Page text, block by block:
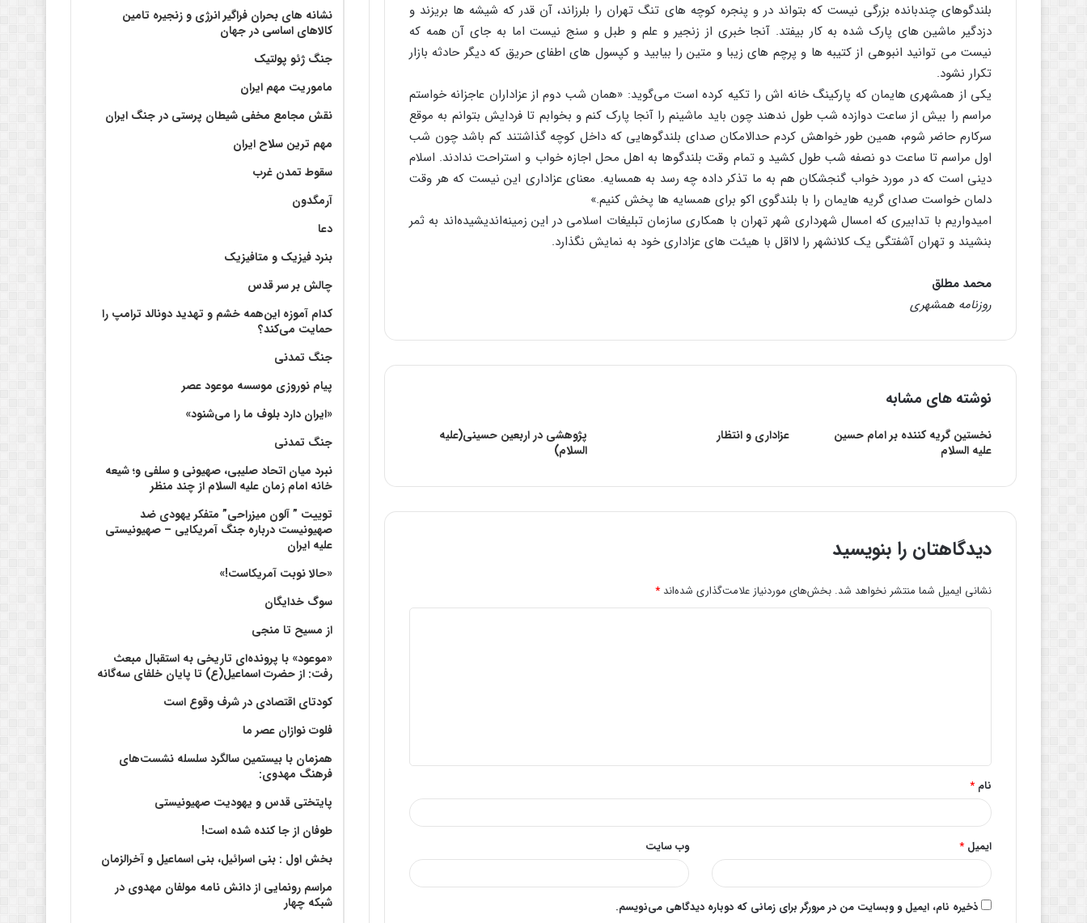
بلندگوهای چندبانده بزرگی نیست که بتواند در و پنجره کوچه های تنگ تهران را بلرزاند، آن قدر که شیشه ها بریزند و
دزدگیر ماشین های پارک شده به کار بیفتد. آنجا خبری از زنجیر و علم و طبل و سنج نیست اما به جای آن همه که
نیست می توانید انبوهی از کتیبه ها و پرچم های زیبا و متین را بیابید و کپسول های اطفای حریق که دیگر حادثه بازار
تکرار نشود.
یکی از همشهری هایمان که پارکینگ خانه اش را تکیه کرده است می‌گوید: «همان شب دوم از عزاداران عاجزانه خواستم
مراسم را بیش از ساعت دوازده شب طول ندهند چون باید ماشینم را آنجا پارک کنم و بخوابم تا فردایش بتوانم به موقع
سرکارم حاضر شوم، همین طور خواهش کردم حدالامکان صدای بلندگوهایی که داخل کوچه گذاشتند کم باشد چون شب
اول مراسم تا ساعت دو نصفه شب طول کشید و تمام وقت بلندگوها به اهل محل اجازه خواب و استراحت ندادند. اسلام
دینی است که در مورد خواب گنجشکان هم به ما تذکر داده چه رسد به همسایه. معنای عزاداری این نیست که هر وقت
دلمان خواست صدای گریه هایمان را با بلندگوی اکو برای همسایه ها پخش کنیم.»
امیدواریم با تدابیری که امسال شهرداری شهر تهران با همکاری سازمان تبلیغات اسلامی در این زمینه‌اندیشیده‌اند به ثمر
بنشیند و تهران آشفتگی یک کلانشهر را لااقل با هیئت های عزاداری خود به نمایش نگذارد.
محمد مطلق
روزنامه همشهری
نوشته های مشابه
نخستين گريه کننده بر امام حسین
علیه السلام
عزاداری و انتظار
پژوهشى در اربعین حسینى(علیه
السلام)
دیدگاهتان را بنویسید
نشانی ایمیل شما منتشر نخواهد شد. بخش‌های موردنیاز علامت‌گذاری شده‌اند *
*
نام *
ایمیل * وب‌ سایت
ذخیره نام، ایمیل و وبسایت من در مرورگر برای زمانی که دوباره دیدگاهی می‌نویسم.
نشانه های بحران فراگیر انرژی و زنجیره تامین
کالاهای اساسی در جهان
جنگ ژئو پولتیک
ماموریت مهم ایران
نقش مجامع مخفی شیطان پرستی در جنگ ایران
مهم ترین سلاح ایران
سقوط تمدن غرب
آرمگدون
دعا
بنرد فیزیک و متافیزیک
چالش بر سر قدس
کدام آموزه این‌همه خشم و تهدید دونالد ترامپ را
حمایت می‌کند؟
جنگ تمدنی
پیام نوروزی موسسه موعود عصر
«ایران دارد بلوف ما را می‌شنود»
جنگ تمدنی
نبرد میان اتحاد صلیبی، صهیونی و سلفی و؛ شیعه
خانه امام زمان علیه السلام از چند منظر
توییت ” آلون میزراحی” متفکر یهودی ضد
صهیونیست درباره جنگ آمریکایی – صهیونیستی
علیه ایران
«حالا نوبت آمریکاست!»
سوگ خدایگان
از مسیح تا منجی
«موعود» با پرونده‌ای تاریخی به استقبال مبعث
رفت: از حضرت اسماعیل(ع) تا پایان خلفای سه‌گانه
کودتای اقتصادی در شرف وقوع است
فلوت نوازان عصر ما
همزمان با بیستمین سالگرد سلسله نشست‌های
فرهنگ مهدوی:‌
پایتختی قدس و یهودیت صهیونیستی
طوفان از جا کنده شده است!
بخش اول : بنی اسرائیل، بنی اسماعیل و آخرالزمان
مراسم رونمایی از دانش نامه مولفان مهدوی در
شبکه چهار